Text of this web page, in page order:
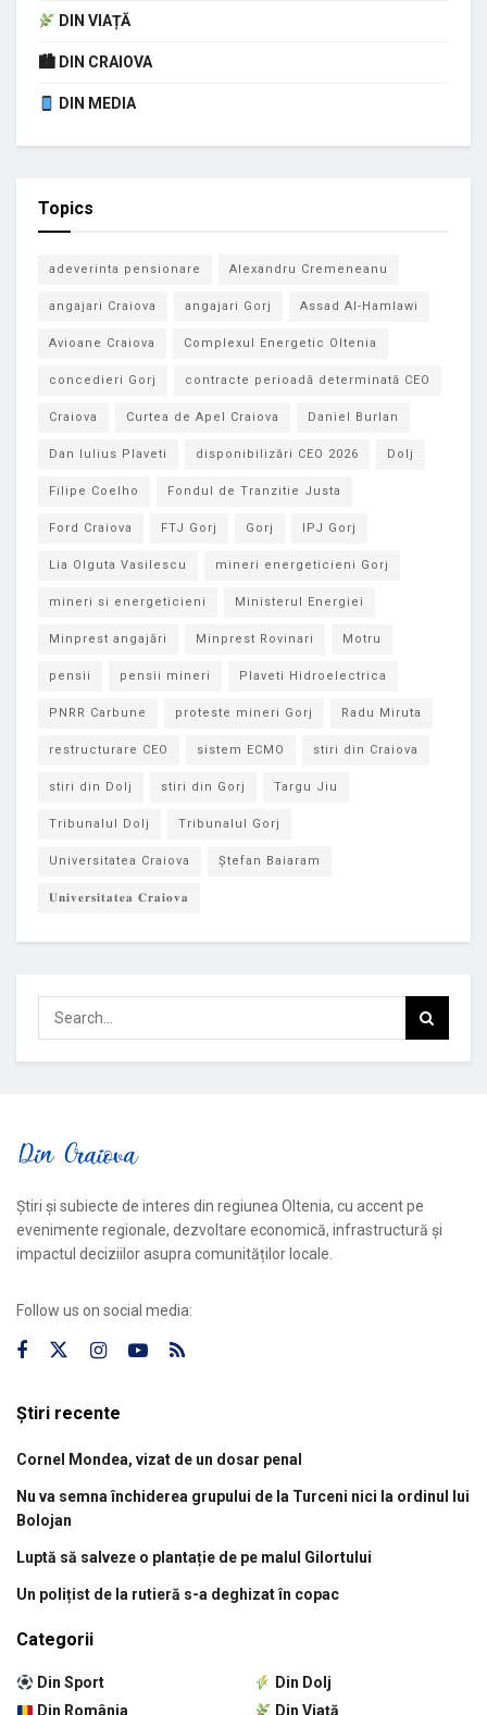
DIN VIAȚĂ
🏙 DIN CRAIOVA
DIN MEDIA
Topics
adeverinta pensionare Alexandru Cremeneanu
angajari Craiova angajari Gorj Assad Al-Hamlawi
Avioane Craiova Complexul Energetic Oltenia
concedieri Gorj contracte perioadă determinată CEO
Craiova Curtea de Apel Craiova Daniel Burlan
Dan Iulius Plaveti disponibilizări CEO 2026 Dolj
Filipe Coelho Fondul de Tranzitie Justa
Ford Craiova FTJ Gorj Gorj IPJ Gorj
Lia Olguta Vasilescu mineri energeticieni Gorj
mineri si energeticieni Ministerul Energiei
Minprest angajări Minprest Rovinari Motru
pensii pensii mineri Plaveti Hidroelectrica
PNRR Carbune proteste mineri Gorj Radu Miruta
restructurare CEO sistem ECMO stiri din Craiova
stiri din Dolj stiri din Gorj Targu Jiu
Tribunalul Dolj Tribunalul Gorj
Universitatea Craiova Ștefan Baiaram
𝐔𝐧𝐢𝐯𝐞𝐫𝐬𝐢𝐭𝐚𝐭𝐞𝐚 𝐂𝐫𝐚𝐢𝐨𝐯𝐚
Știri și subiecte de interes din regiunea Oltenia, cu accent pe
evenimente regionale, dezvoltare economică, infrastructură și
impactul deciziilor asupra comunităților locale.
Follow us on social media:
Știri recente
Cornel Mondea, vizat de un dosar penal
Nu va semna închiderea grupului de la Turceni nici la ordinul lui
Bolojan
Luptă să salveze o plantație de pe malul Gilortului
Un polițist de la rutieră s-a deghizat în copac
Categorii
Din Sport
Din România
Din Dolj
Din Viață